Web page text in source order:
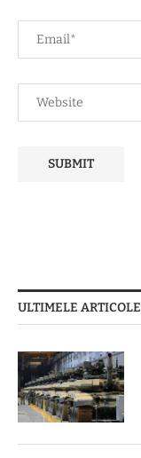
ULTIMELE ARTICOLE